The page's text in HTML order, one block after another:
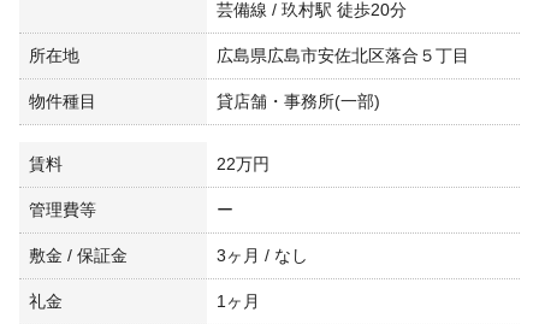
芸備線 / 玖村駅 徒歩20分
所在地 広島県広島市安佐北区落合５丁目
物件種目 貸店舗・事務所(一部)
賃料 22万円
管理費等 ー
敷金 / 保証金 3ヶ月 / なし
礼金 1ヶ月